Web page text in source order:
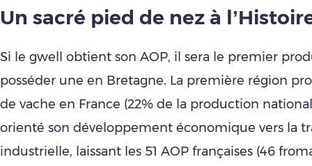
Un sacré pied de nez à
Si le gwell obtient son AOP, il sera le premier
posséder une en Bretagne. La première région
de vache en France (22% de la production
orienté son développement économique vers la
industrielle, laissant les 51 AOP françaises (46